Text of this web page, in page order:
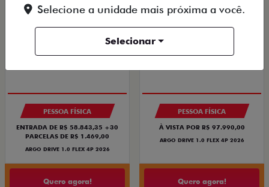
PESSOA FÍSICA
ENTRADA DE R$ 58.843,35 +30
PARCELAS DE R$ 1.469,00
ARGO DRIVE 1.0 FLEX 4P 2026
Quero agora!
PESSOA FÍSICA
À VISTA POR R$ 97.990,00
ARGO DRIVE 1.0 FLEX 4P 2026
Quero agora!
Selecione a unidade mais próxima a você.
Selecionar